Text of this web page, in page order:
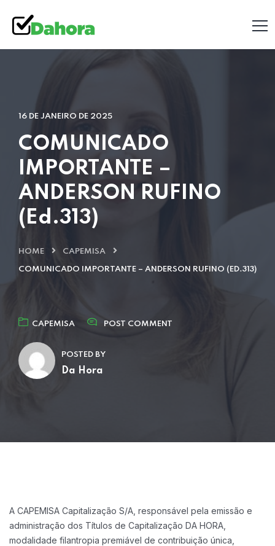
16 DE JANEIRO DE 2025
COMUNICADO
IMPORTANTE –
ANDERSON RUFINO
(Ed.313)
HOME CAPEMISA
COMUNICADO IMPORTANTE – ANDERSON RUFINO (ED.313)
CAPEMISA POST COMMENT
POSTED BY
Da Hora
A CAPEMISA Capitalização S/A, responsável pela emissão e
administração dos Títulos de Capitalização DA HORA,
modalidade filantropia premiável de contribuição única,